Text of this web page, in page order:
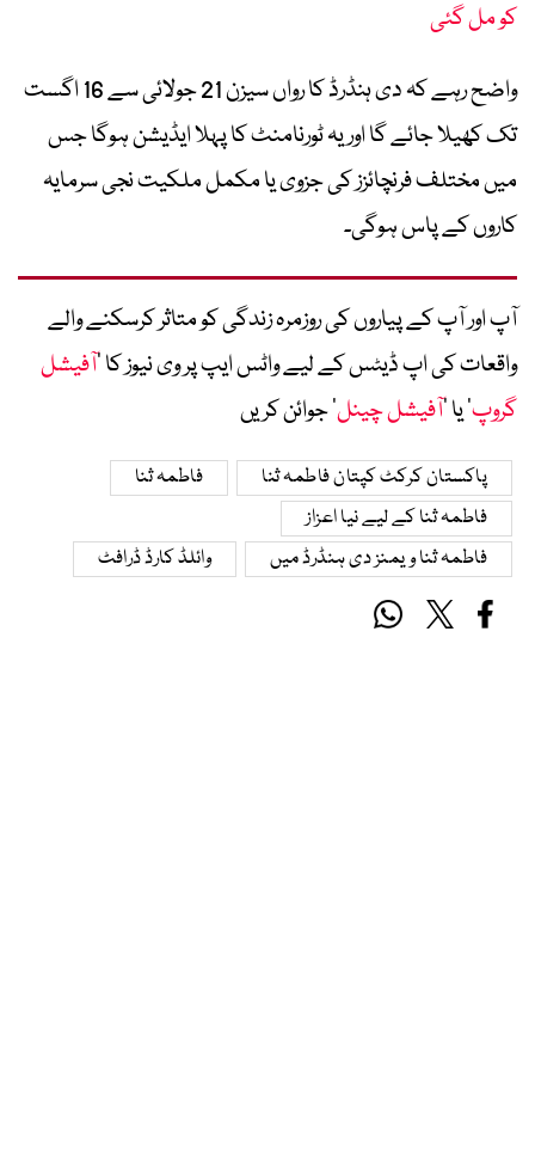
کو مل گئی
واضح رہے کہ دی ہنڈرڈ کا رواں سیزن 21 جولائی سے 16 اگست
تک کھیلا جائے گا اور یہ ٹورنامنٹ کا پہلا ایڈیشن ہوگا جس
میں مختلف فرنچائزز کی جزوی یا مکمل ملکیت نجی سرمایہ
کاروں کے پاس ہوگی۔
آپ اور آپ کے پیاروں کی روزمرہ زندگی کو متاثر کرسکنے والے
واقعات کی اپ ڈیٹس کے لیے واٹس ایپ پر وی نیوز کا ’آفیشل
گروپ‘ یا ’آفیشل چینل‘ جوائن کریں
پاکستان کرکٹ کپتان فاطمہ ثنا
فاطمہ ثنا
فاطمہ ثنا کے لیے نیا اعزاز
فاطمہ ثنا ویمنز دی ہنڈرڈ میں
وائلڈ کارڈ ڈرافٹ